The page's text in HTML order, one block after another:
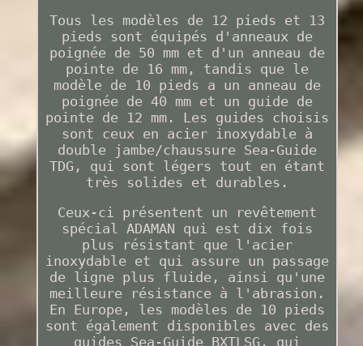
Tous les modèles de 12 pieds et 13
pieds sont équipés d'anneaux de
poignée de 50 mm et d'un anneau de
pointe de 16 mm, tandis que le
modèle de 10 pieds a un anneau de
poignée de 40 mm et un guide de
pointe de 12 mm. Les guides choisis
sont ceux en acier inoxydable à
double jambe/chaussure Sea-Guide
TDG, qui sont légers tout en étant
très solides et durables.
Ceux-ci présentent un revêtement
spécial ADAMAN qui est dix fois
plus résistant que l'acier
inoxydable et qui assure un passage
de ligne plus fluide, ainsi qu'une
meilleure résistance à l'abrasion.
En Europe, les modèles de 10 pieds
sont également disponibles avec des
guides Sea-Guide BXTLSG, qui